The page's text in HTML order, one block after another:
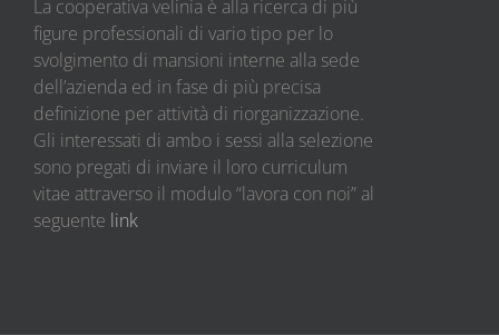
La cooperativa velinia è alla ricerca di più
figure professionali di vario tipo per lo
svolgimento di mansioni interne alla sede
dell’azienda ed in fase di più precisa
definizione per attività di riorganizzazione.
Gli interessati di ambo i sessi alla selezione
sono pregati di inviare il loro curriculum
vitae attraverso il modulo “lavora con noi” al
seguente link